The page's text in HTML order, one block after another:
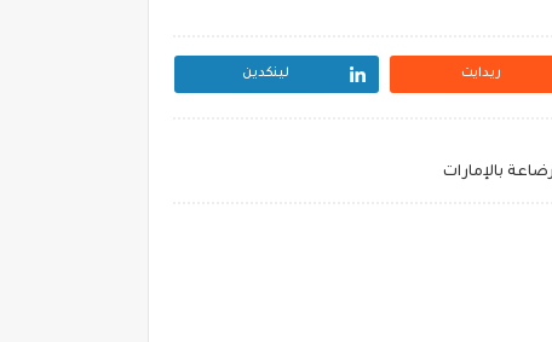
ريدايت لينكدين
بالإمارات